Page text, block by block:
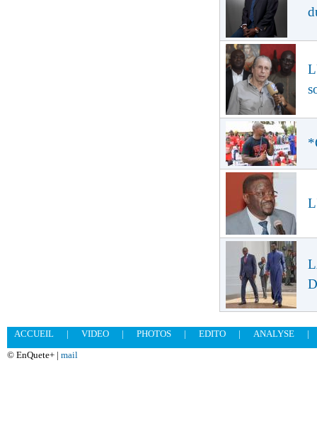
ACCUEIL | VIDEO | PHOTOS | EDITO | ANALYSE
|
© EnQuete+ | mail